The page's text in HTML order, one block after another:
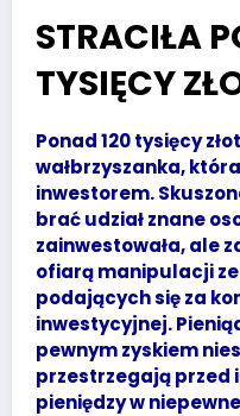
STRACIŁA
TYSIĘCY
Ponad 120 tysięcy
wałbrzyszanka,
inwestorem.
brać udział znane
zainwestowała, ale
ofiarą manipulacji
podających się za
inwestycyjnej.
pewnym zyskiem
przestrzegają przed
pieniędzy w